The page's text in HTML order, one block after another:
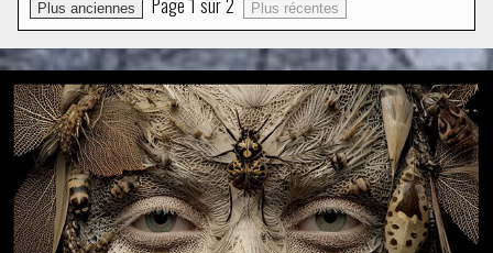
Plus anciennes Page 1 sur2 Plus récentes